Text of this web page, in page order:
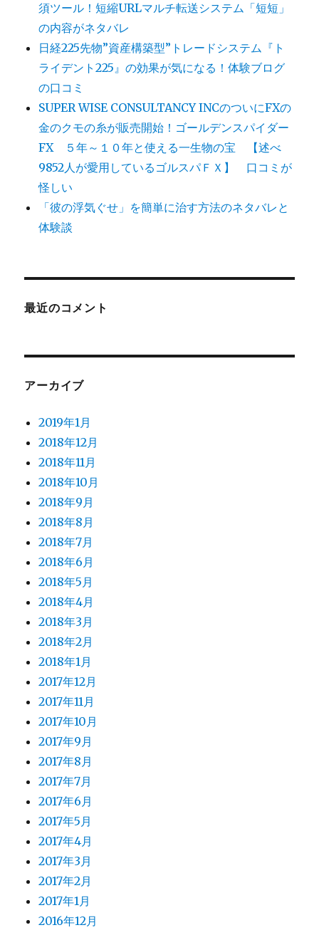
須ツール！短縮URLマルチ転送システム「短短」
の内容がネタバレ
日経225先物”資産構築型”トレードシステム『ト
ライデント225』の効果が気になる！体験ブログ
の口コミ
SUPER WISE CONSULTANCY INCのついにFXの
金のクモの糸が販売開始！ゴールデンスパイダー
FX ５年～１０年と使える一生物の宝 【述べ
9852人が愛用しているゴルスパＦＸ】 口コミが
怪しい
「彼の浮気ぐせ」を簡単に治す方法のネタバレと
体験談
最近のコメント
アーカイブ
2019年1月
2018年12月
2018年11月
2018年10月
2018年9月
2018年8月
2018年7月
2018年6月
2018年5月
2018年4月
2018年3月
2018年2月
2018年1月
2017年12月
2017年11月
2017年10月
2017年9月
2017年8月
2017年7月
2017年6月
2017年5月
2017年4月
2017年3月
2017年2月
2017年1月
2016年12月